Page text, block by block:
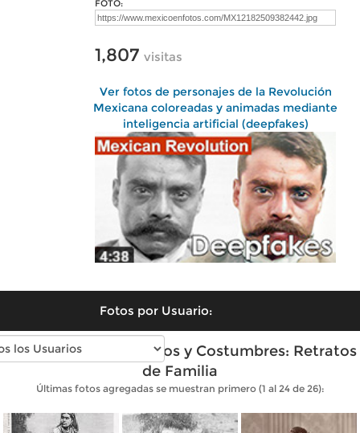
FOTO:
1,807 visitas
Ver fotos de personajes de la Revolución
Mexicana coloreadas y animadas mediante
inteligencia artificial (deepfakes)
Fotos por Usuario:
Fotos antiguas de Tipos y Costumbres: Retratos
de Familia
Últimas fotos agregadas se muestran primero (1 al 24 de 26):